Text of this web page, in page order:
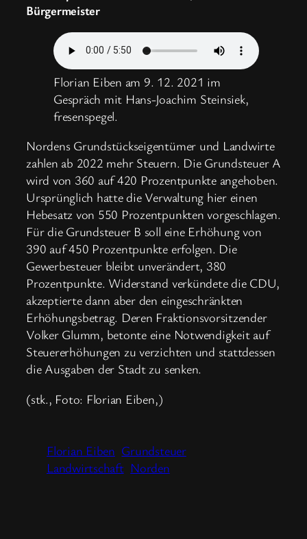
Bürgermeister
Florian Eiben am 9. 12. 2021 im
Gespräch mit Hans-Joachim Steinsiek,
fresenspegel.
Nordens Grundstückseigentümer und Landwirte
zahlen ab 2022 mehr Steuern. Die Grundsteuer A
wird von 360 auf 420 Prozentpunkte angehoben.
Ursprünglich hatte die Verwaltung hier einen
Hebesatz von 550 Prozentpunkten vorgeschlagen.
Für die Grundsteuer B soll eine Erhöhung von
390 auf 450 Prozentpunkte erfolgen. Die
Gewerbesteuer bleibt unverändert, 380
Prozentpunkte. Widerstand verkündete die CDU,
akzeptierte dann aber den eingeschränkten
Erhöhungsbetrag. Deren Fraktionsvorsitzender
Volker Glumm, betonte eine Notwendigkeit auf
Steuererhöhungen zu verzichten und stattdessen
die Ausgaben der Stadt zu senken.
(stk., Foto: Florian Eiben,)
Florian Eiben Grundsteuer
Landwirtschaft Norden